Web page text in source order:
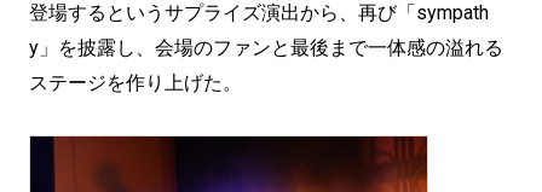
登場するというサプライズ演出から、再び「sympath
y」を披露し、会場のファンと最後まで一体感の溢れる
ステージを作り上げた。